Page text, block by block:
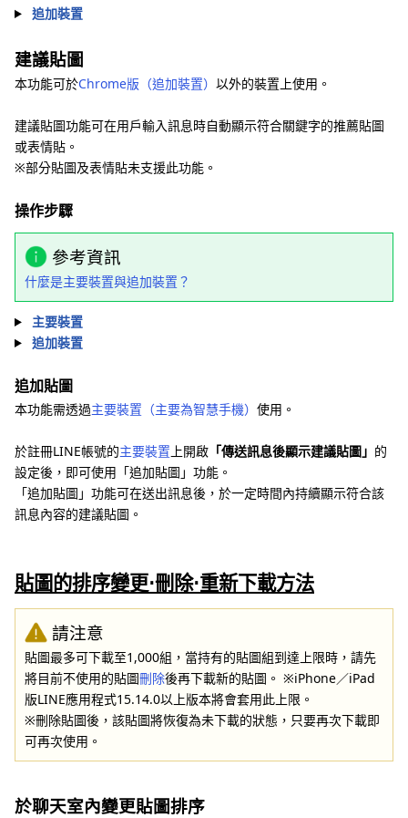
追加裝置
建議貼圖
本功能可於Chrome版（追加裝置） 以外的裝置上使用。
建議貼圖功能可在用戶輸入訊息時自動顯示符合關鍵字的推薦貼圖
或表情貼。
※部分貼圖及表情貼未支援此功能。
操作步驟
參考資訊
什麼是主要裝置與追加裝置？
主要裝置
追加裝置
追加貼圖
本功能需透過主要裝置（主要為智慧手機） 使用。
於註冊LINE帳號的主要裝置 上開啟 「傳送訊息後顯示建議貼圖」 的
設定後，即可使用「追加貼圖」功能。
「追加貼圖」功能可在送出訊息後，於一定時間內持續顯示符合該
訊息內容的建議貼圖。
貼圖的排序變更⋅刪除⋅重新下載方法
請注意
貼圖最多可下載至1,000組，當持有的貼圖組到達上限時，請先
將目前不使用的貼圖刪除後再下載新的貼圖。 ※iPhone／iPad
版LINE應用程式15.14.0以上版本將會套用此上限。
※刪除貼圖後，該貼圖將恢復為未下載的狀態，只要再次下載即
可再次使用。
於聊天室內變更貼圖排序